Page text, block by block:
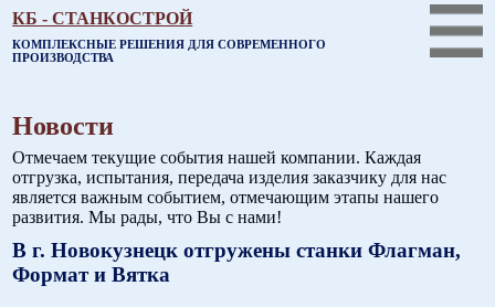
КБ - СТАНКОСТРОЙ
КОМПЛЕКСНЫЕ РЕШЕНИЯ ДЛЯ СОВРЕМЕННОГО
ПРОИЗВОДСТВА
Новости
Отмечаем текущие события нашей компании. Каждая
отгрузка, испытания, передача изделия заказчику для нас
является важным событием, отмечающим этапы нашего
развития. Мы рады, что Вы с нами!
В г. Новокузнецк отгружены станки Флагман,
Формат и Вятка